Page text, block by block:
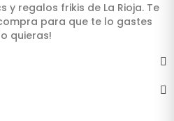
y regalos frikis de La Rioja. Te
para que te lo gastes
quieras!